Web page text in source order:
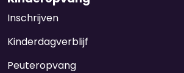
Inschrijven
Kinderdagverblijf
Peuteropvang